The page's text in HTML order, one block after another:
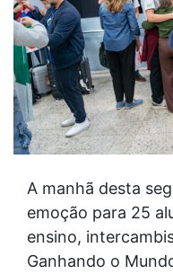
A manhã desta
emoção para 25
ensino,
Ganhando o